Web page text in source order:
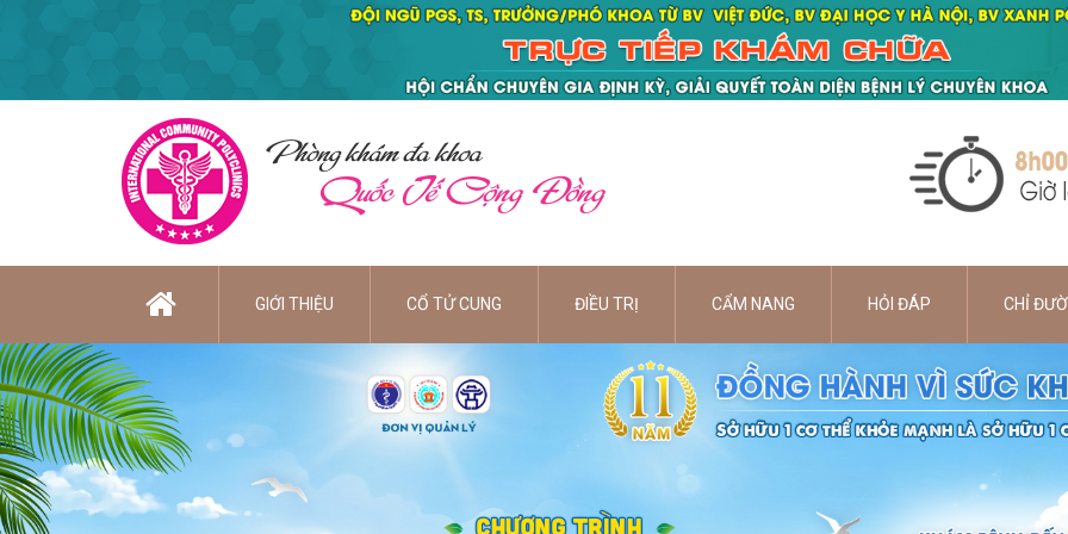
Phòng khám đa khoa
Quốc Tế Cộng Đồng
GIỚI THIỆU CỔ TỬ CUNG ĐIỀU TRỊ CẨM NANG HỎI ĐÁP CHỈ